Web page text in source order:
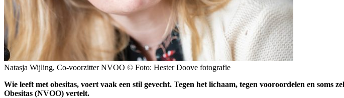
Natasja Wijling, Co-voorzitter NVOO © Foto: Hester Doove fotografie
Wie leeft met obesitas, voert vaak een stil gevecht. Tegen het lichaam, tegen vooroordelen en
Obesitas (NVOO) vertelt.